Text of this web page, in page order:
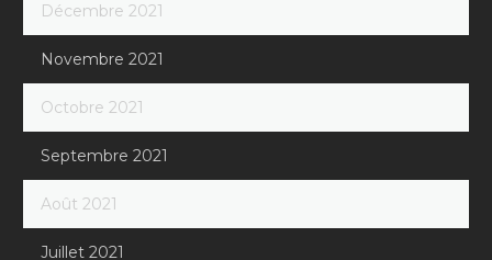
Décembre 2021
Novembre 2021
Octobre 2021
Septembre 2021
Août 2021
Juillet 2021